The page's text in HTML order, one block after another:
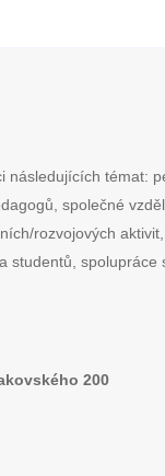
následujících témat:
společné
rozvojových
studentů, spolupráce
200